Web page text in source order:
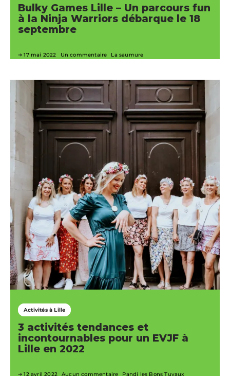
Bulky Games Lille – Un parcours fun
à la Ninja Warriors débarque le 18
septembre
17 mai 2022 Un commentaire La saumure
Activités à Lille
3 activités tendances et
incontournables pour un EVJF à
Lille en 2022
12 avril 2022 Aucun commentaire Pandi les Bons Tuyaux